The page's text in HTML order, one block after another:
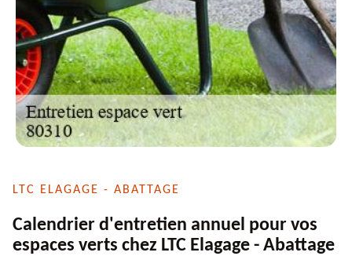
LTC ELAGAGE - ABATTAGE
Calendrier d'entretien annuel pour vos
espaces verts chez LTC Elagage - Abattage